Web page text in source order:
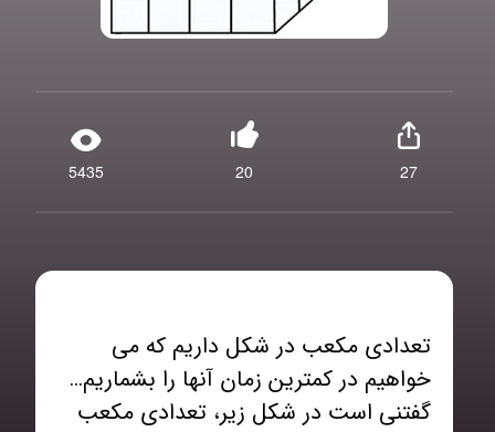
5435 20 27
تعدادی مکعب در شکل داریم که می
خواهیم در کمترین زمان آنها را بشماریم…
گفتنی است در شکل زیر، تعدادی مکعب